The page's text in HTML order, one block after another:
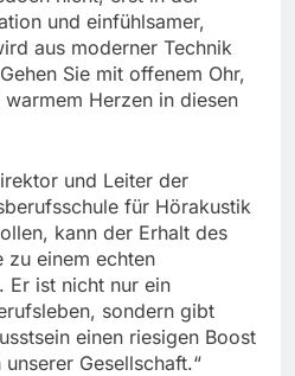
und einfühlsamer,
aus moderner Technik
Sie mit offenem Ohr,
Herzen in diesen
und Leiter der
für Hörakustik
kann der Erhalt des
zu einem echten
Er ist nicht nur ein
sondern gibt
einen riesigen Boost
Gesellschaft.“